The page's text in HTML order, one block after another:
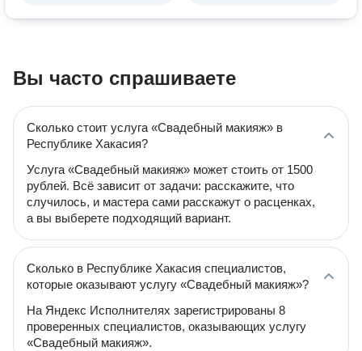
Вы часто спрашиваете
Сколько стоит услуга «Свадебный макияж» в
Республике Хакасия?
Услуга «Свадебный макияж» может стоить от 1500
рублей. Всё зависит от задачи: расскажите, что
случилось, и мастера сами расскажут о расценках,
а вы выберете подходящий вариант.
Сколько в Республике Хакасия специалистов,
которые оказывают услугу «Свадебный макияж»?
На Яндекс Исполнителях зарегистрированы 8
проверенных специалистов, оказывающих услугу
«Свадебный макияж».